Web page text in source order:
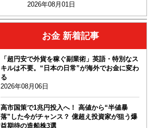
2026年08月01日
お金 新着記事
「超円安で外貨を稼ぐ副業術」英語・特別なス
キルは不要。“日本の日常”が海外でお金に変わ
る
2026年08月06日
高市国策で1兆円投入へ！ 高値から“半値暴
落”した今がチャンス？ 億超え投資家が狙う爆
益期待の造船株3選